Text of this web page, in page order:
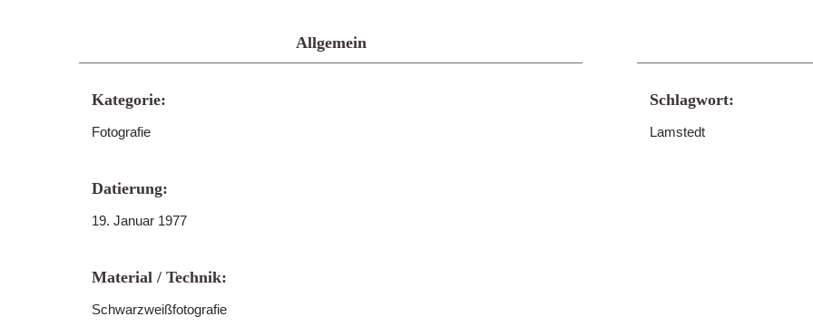
Allgemein
Kategorie:
Fotografie
Datierung:
19. Januar 1977
Material / Technik:
Schwarzweißfotografie
Schlagwort:
Lamstedt